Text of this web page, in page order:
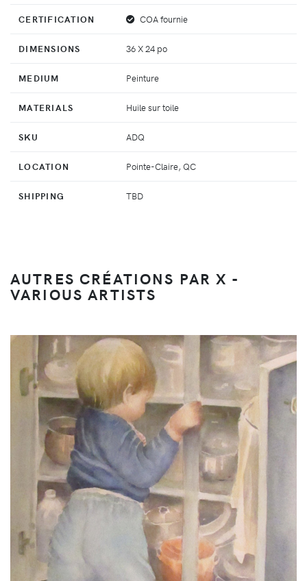
CERTIFICATION COA fournie
DIMENSIONS 36 X 24 po
MEDIUM Peinture
MATERIALS Huile sur toile
SKU ADQ
LOCATION Pointe-Claire, QC
SHIPPING TBD
AUTRES CRÉATIONS PAR X -
VARIOUS ARTISTS